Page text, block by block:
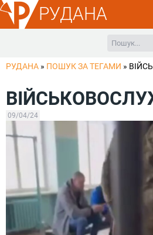
РУДАНА
РУДАНА » ПОШУК ЗА ТЕГАМИ »
09/04/24